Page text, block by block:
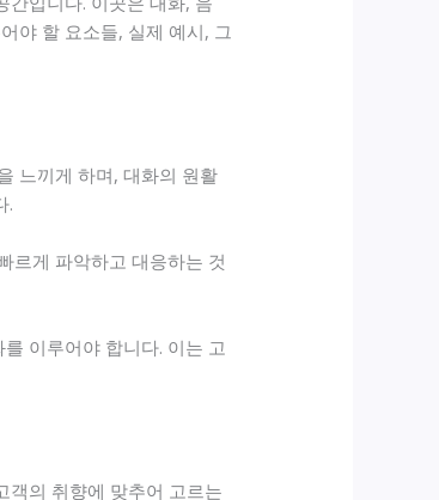
야 할 요소들, 실제 예시, 그
느끼게 하며, 대화의 원활
.
르게 파악하고 대응하는 것
이루어야 합니다. 이는 고
객의 취향에 맞추어 고르는